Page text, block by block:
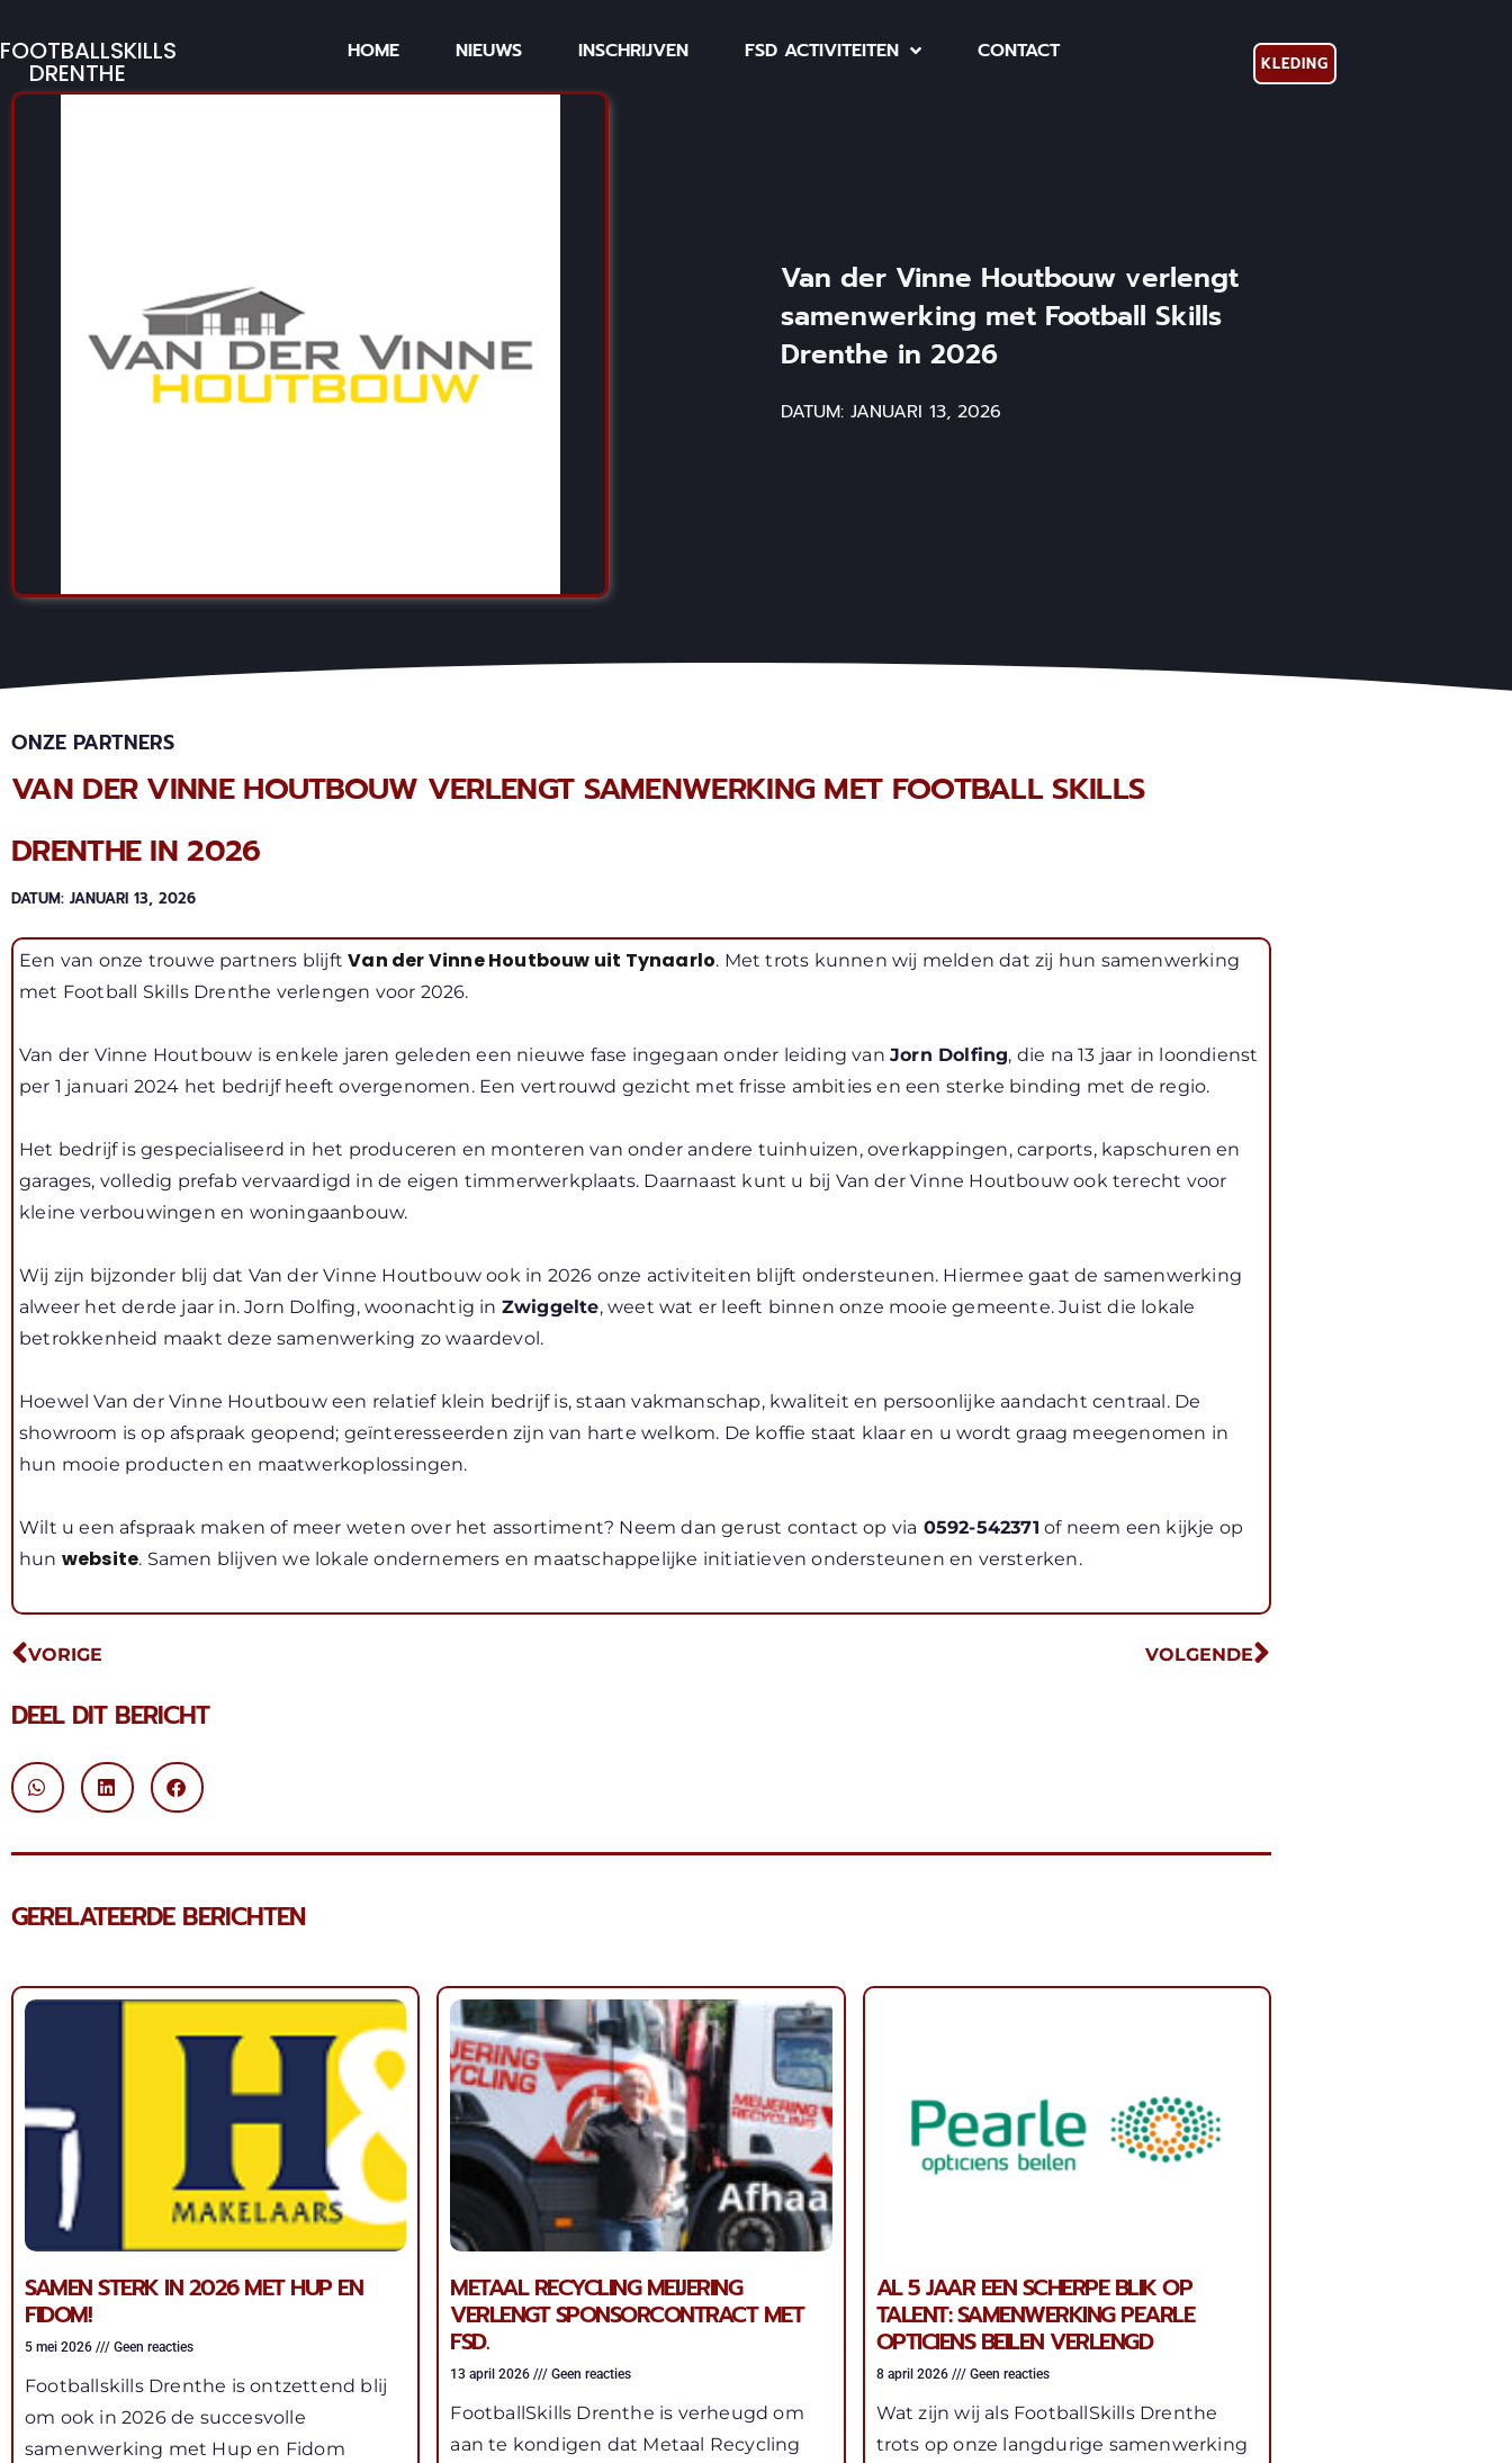
FOOTBALLSKILLS
DRENTHE
HOME NIEUWS INSCHRIJVEN FSD ACTIVITEITEN CONTACT KLEDING
Van der Vinne Houtbouw verlengt
samenwerking met Football Skills
Drenthe in 2026
DATUM: JANUARI 13, 2026
ONZE PARTNERS
VAN DER VINNE HOUTBOUW VERLENGT SAMENWERKING MET FOOTBALL SKILLS
DRENTHE IN 2026
DATUM: JANUARI 13, 2026
Een van onze trouwe partners blijftVan der Vinne Houtbouw uit Tynaarlo. Met trots kunnen wij melden dat zij hun samenwerking
met Football Skills Drenthe verlengen voor 2026.
Van der Vinne Houtbouw is enkele jaren geleden een nieuwe fase ingegaan onder leiding van Jorn Dolfing, die na 13 jaar in loondienst
per 1 januari 2024 het bedrijf heeft overgenomen. Een vertrouwd gezicht met frisse ambities en een sterke binding met de regio.
Het bedrijf is gespecialiseerd in het produceren en monteren van onder andere tuinhuizen, overkappingen, carports, kapschuren en
garages, volledig prefab vervaardigd in de eigen timmerwerkplaats. Daarnaast kunt u bij Van der Vinne Houtbouw ook terecht voor
kleine verbouwingen en woningaanbouw.
Wij zijn bijzonder blij dat Van der Vinne Houtbouw ook in 2026 onze activiteiten blijft ondersteunen. Hiermee gaat de samenwerking
alweer het derde jaar in. Jorn Dolfing, woonachtig in Zwiggelte, weet wat er leeft binnen onze mooie gemeente. Juist die lokale
betrokkenheid maakt deze samenwerking zo waardevol.
Hoewel Van der Vinne Houtbouw een relatief klein bedrijf is, staan vakmanschap, kwaliteit en persoonlijke aandacht centraal. De
showroom is op afspraak geopend; geïnteresseerden zijn van harte welkom. De koffie staat klaar en u wordt graag meegenomen in
hun mooie producten en maatwerkoplossingen.
Wilt u een afspraak maken of meer weten over het assortiment? Neem dan gerust contact op via 0592-542371 of neem een kijkje op
hun website. Samen blijven we lokale ondernemers en maatschappelijke initiatieven ondersteunen en versterken.
VORIGE VOLGENDE
DEEL DIT BERICHT
GERELATEERDE BERICHTEN
SAMEN STERK IN 2026 MET HUP EN
FIDOM!
5 mei 2026 Geen reacties
Footballskills Drenthe is ontzettend blij
om ook in 2026 de succesvolle
samenwerking met Hup en Fidom
METAAL RECYCLING MEIJERING
VERLENGT SPONSORCONTRACT MET
FSD.
13 april 2026 Geen reacties
FootballSkills Drenthe is verheugd om
aan te kondigen dat Metaal Recycling
AL 5 JAAR EEN SCHERPE BLIK OP
TALENT: SAMENWERKING PEARLE
OPTICIENS BEILEN VERLENGD
8 april 2026 Geen reacties
Wat zijn wij als FootballSkills Drenthe
trots op onze langdurige samenwerking